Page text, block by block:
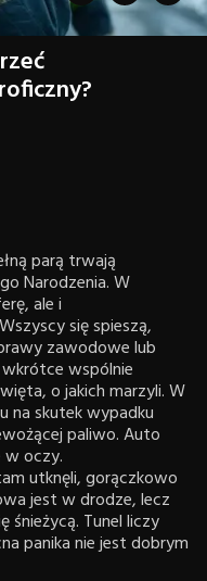
parą trwają
Narodzenia. W
ale i
się spieszą,
zawodowe lub
wspólnie
o jakich marzyli. W
na skutek wypadku
paliwo. Auto
w oczy.
utknęli, gorączkowo
jest w drodze, lecz
Tunel liczy
panika nie jest dobrym